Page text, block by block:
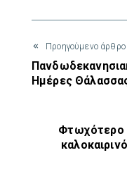
Προηγούμενο άρθρο
Ημέρες
Φτωχότερο